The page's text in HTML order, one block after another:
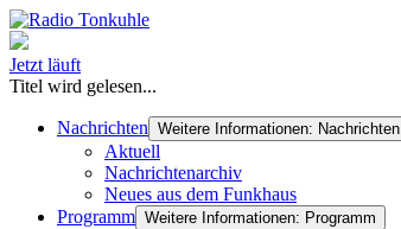
Jetzt läuft
Titel wird gelesen...
Nachrichten Weitere Informationen: Nachrichten
Aktuell
Nachrichtenarchiv
Neues aus dem Funkhaus
Programm Weitere Informationen: Programm